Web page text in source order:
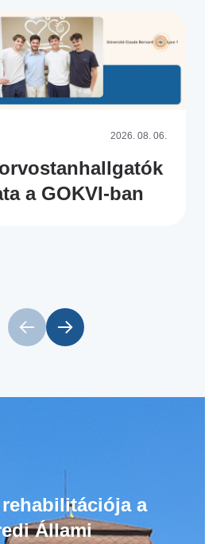
2026. 08. 06.
a GOKVI-ban
a
Állami